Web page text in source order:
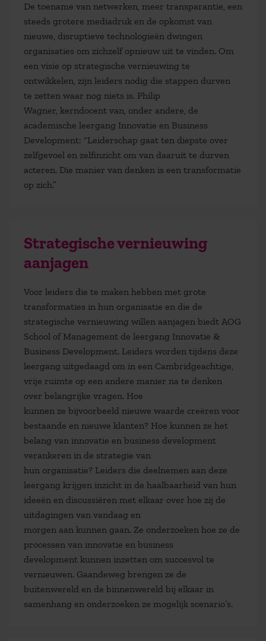
De toename van netwerken, meer transparantie, een
steeds grotere mediadruk en de opkomst van
nieuwe, disruptieve technologieën dwingen
organisaties om zichzelf opnieuw uit te vinden. Om
een visie op strategische vernieuwing te
ontwikkelen, zijn leiders nodig die stappen durven
te zetten waar nog niets is. Philip
Wagner, kerndocent van, onder andere, de
academische leergang Innovatie en Business
Development: “Leiderschap gaat ten diepste over
zelfgevoel en zelfinzicht om van daaruit te durven
acteren. Die manier van denken is een transformatie
op zich.”
Strategische vernieuwing
aanjagen
Voor leiders die te maken hebben met grote
transformaties in hun organisatie en die de
strategische vernieuwing willen aanjagen biedt AOG
School of Management de leergang Innovatie &
Business Development. Leiders worden tijdens deze
leergang uitgedaagd om in een Cambridgeachtige,
vrije ruimte op een andere manier na te denken
over belangrijke vragen. Hoe
kunnen ze bijvoorbeeld nieuwe waarde creëren voor
bestaande en nieuwe klanten? Hoe kunnen ze het
belang van innovatie en business development
verankeren in de strategie van
hun organisatie? Leiders die deelnemen aan deze
leergang krijgen inzicht in de haalbaarheid van hun
ideeën en discussiëren met elkaar over hoe zij de
uitdagingen van vandaag en
morgen aan kunnen gaan. Ze onderzoeken hoe ze de
processen van innovatie en business
development kunnen inzetten om succesvol te
vernieuwen. Gaandeweg brengen ze de
buitenwereld en de binnenwereld bij elkaar in
samenhang en onderzoeken ze mogelijk scenario’s.